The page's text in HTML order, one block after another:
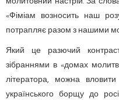
«Фіміам возносить наш
потрапляє разом з нашими
Який це разючий
зібраннями в «домах
літератора, можна вловити
українського борщу до